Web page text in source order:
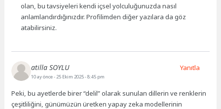
olan, bu tavsiyeleri kendi içsel yolculuğunuzda nasıl
anlamlandırdığınızdır. Profilimden diğer yazılara da göz
atabilirsiniz.
atilla SOYLU
10 ay önce- 25 Ekim 2025 - 8:45 pm
Peki, bu ayetlerde birer “delil” olarak sunulan dillerin ve renklerin
çeşitliliğini, günümüzün üretken yapay zeka modellerinin
Yanıtla